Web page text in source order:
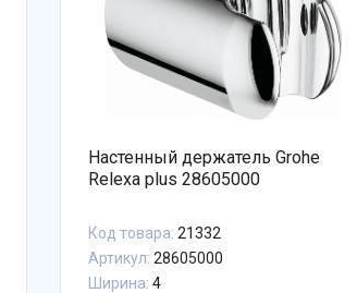
Настенный держатель Grohe
Relexa plus 28605000
Код товара: 21332
Артикул: 28605000
Ширина: 4